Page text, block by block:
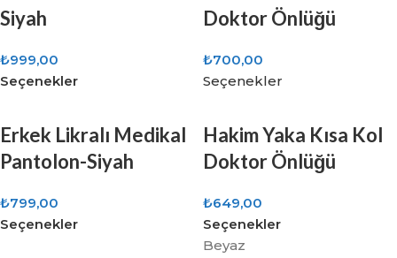
Siyah
₺999,00
Seçenekler
Doktor Önlüğü
₺700,00
Seçenekler
Erkek Likralı Medikal
Pantolon-Siyah
₺799,00
Seçenekler
Hakim Yaka Kısa Kol
Doktor Önlüğü
₺649,00
Seçenekler
Beyaz